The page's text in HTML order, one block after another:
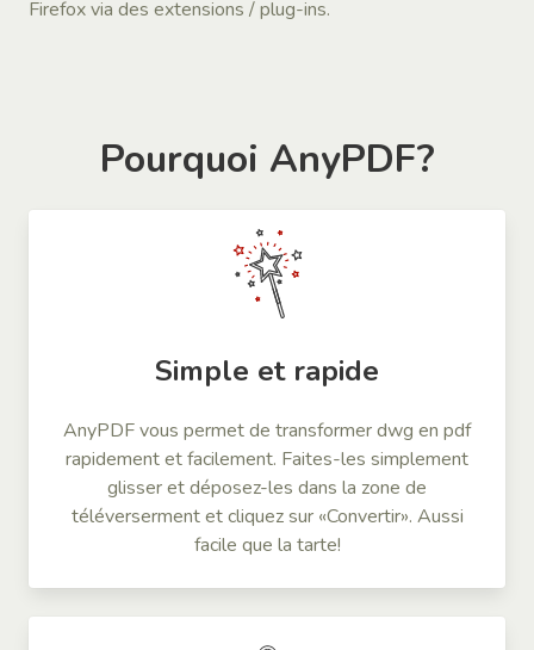
Firefox via des extensions / plug-ins.
Pourquoi AnyPDF?
Simple et rapide
AnyPDF vous permet de transformer dwg en pdf
rapidement et facilement. Faites-les simplement
glisser et déposez-les dans la zone de
téléverserment et cliquez sur «Convertir». Aussi
facile que la tarte!